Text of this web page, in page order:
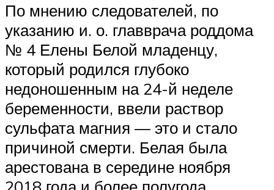
По мнению следователей, по
указанию и. о. главврача роддома
№ 4 Елены Белой младенцу,
который родился глубоко
недоношенным на 24-й неделе
беременности, ввели раствор
сульфата магния — это и стало
причиной смерти. Белая была
арестована в середине ноября